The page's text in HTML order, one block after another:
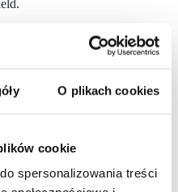
O plikach cookies
cookie
spersonalizowania treści
dniach 8-9 kwietnia
elementem jest część
pojawiło się aż 25 gości,
stojących
Polsce. Wszystkie